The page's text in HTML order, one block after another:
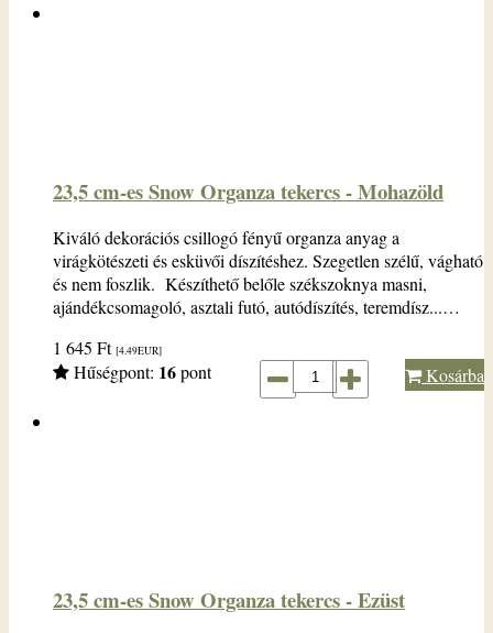
23,5 cm-es Snow Organza tekercs - Mohazöld
Kiváló dekorációs csillogó fényű organza anyag a
virágkötészeti és esküvői díszítéshez. Szegetlen szélű, vágható
és nem foszlik. Készíthető belőle székszoknya masni,
ajándékcsomagoló, asztali futó, autódíszítés, teremdísz...…
1 645 Ft [4.49EUR]
Hűségpont: 16pont Kosárba
23,5 cm-es Snow Organza tekercs - Ezüst